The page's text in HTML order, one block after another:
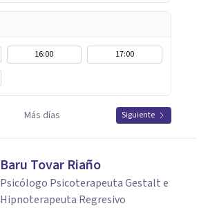
16:00
17:00
Más días Siguiente
Baru Tovar Riaño
Psicólogo Psicoterapeuta Gestalt e
Hipnoterapeuta Regresivo